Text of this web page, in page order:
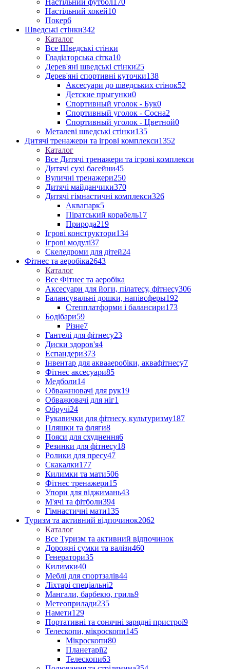
Настільний футбол170
Настільний хокей10
Покер6
Шведські стінки342
Каталог
Все Шведські стінки
Гладіаторська сітка10
Дерев'яні шведські стінки25
Дерев'яні спортивні куточки138
Аксесуари до шведських стінок52
Детские прыгунки0
Спортивный уголок - Бук0
Спортивный уголок - Сосна2
Спортивный уголок - Цветной0
Металеві шведські стінки135
Дитячі тренажери та ігрові комплекси1352
Каталог
Все Дитячі тренажери та ігрові комплекси
Дитячі сухі басейни45
Вуличні тренажери250
Дитячі майданчики370
Дитячі гімнастичні комплекси326
Аквапарк5
Піратський корабель17
Природа219
Ігрові конструктори134
Ігрові модулі37
Скеледроми для дітей24
Фітнес та аеробіка2643
Каталог
Все Фітнес та аеробіка
Аксесуари для йоги, пілатесу, фітнесу306
Балансувальні дошки, напівсферы192
Степплатформи і балансири173
Бодібари59
Різне7
Гантелі для фітнесу23
Диски здоров'я4
Еспандери373
Інвентар для аквааеробіки, аквафітнесу7
Фітнес аксесуари85
Медболи14
Обважнювачі для рук19
Обважювачі для ніг1
Обручі24
Рукавички для фітнесу, культуризму187
Пляшки та фляги8
Пояси для схуднення6
Резинки для фітнесу18
Ролики для пресу47
Скакалки177
Килимки та мати506
Фітнес тренажери15
Упори для віджимань43
М'ячі та фітболи394
Гімнастичні мати135
Туризм та активний відпочинок2062
Каталог
Все Туризм та активний відпочинок
Дорожні сумки та валізи460
Генератори35
Килимки40
Меблі для спортзалів44
Ліхтарі спеціальні2
Мангали, барбекю, гриль9
Метеоприлади235
Намети129
Портативні та сонячні зарядні пристрої9
Телескопи, мікроскопи145
Мікроскопи80
Планетарії2
Телескопи63